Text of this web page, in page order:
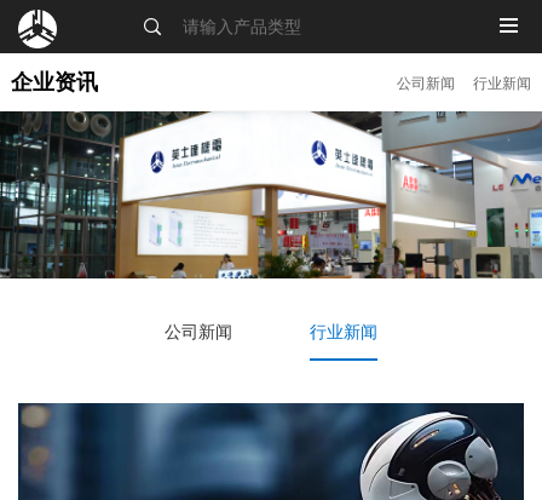
MENU
企业资讯 公司新闻 行业新闻
公司新闻 行业新闻